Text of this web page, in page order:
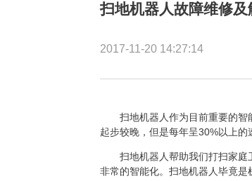
扫地机器人故障维修及
2017-11-20 14:27:14
扫地机器人作为目前重要的智
起步较晚，但是每年呈30%以上的
扫地机器人帮助我们打扫家庭
非常的智能化。扫地机器人毕竟是